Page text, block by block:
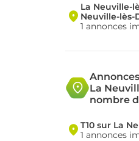
La Neuville-
Neuville-lès-
1 annonces
La
nombre
T10 sur La
1 annonces